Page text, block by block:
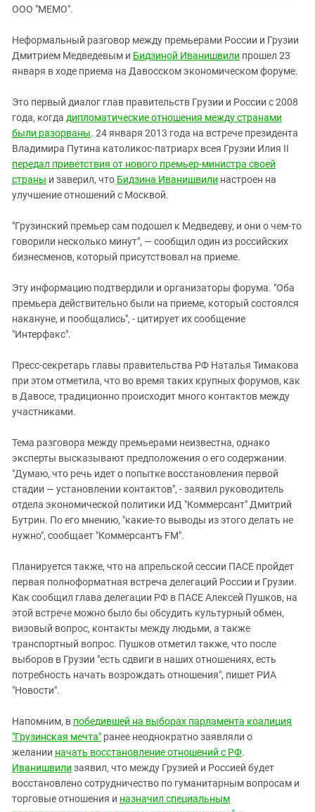
ИНАКОМЫСЛИЕ В ЧЕЧНЕ
ПРЕСЛЕДОВАНИЕ АКТИВИСТОВ
МОБИЛИЗАЦИЯ И ПРОТЕСТЫ
Дагестан
Ингушетия
Кабардино-Балкария
Калмыкия
Карачаево-Черкесия
Краснодарский край
Нагорный Карабах
Российская Федерация
Ростовская область
СКФО
Южная Осетия
Южный Кавказ
ЮФО
ООО "МЕМО".
Неформальный разговор между премьерами России и Грузии
Дмитрием Медведевым и Бидзиной Иванишвили прошел 23
января в ходе приема на Давосском экономическом форуме.
Это первый диалог глав правительств Грузии и России c 2008
года, когда дипломатические отношения между странами
были разорваны. 24 января 2013 года на встрече президента
Владимира Путина католикос-патриарх всея Грузии Илия II
передал приветствия от нового премьер-министра своей
страны и заверил, что Бидзина Иванишвили настроен на
улучшение отношений с Москвой.
"Грузинский премьер сам подошел к Медведеву, и они о чем-то
говорили несколько минут", — сообщил один из российских
бизнесменов, который присутствовал на приеме.
Эту информацию подтвердили и организаторы форума. "Оба
премьера действительно были на приеме, который состоялся
накануне, и пообщались", - цитирует их сообщение
"Интерфакс".
Пресс-секретарь главы правительства РФ Наталья Тимакова
при этом отметила, что во время таких крупных форумов, как
в Давосе, традиционно происходит много контактов между
участниками.
Тема разговора между премьерами неизвестна, однако
эксперты высказывают предположения о его содержании.
"Думаю, что речь идет о попытке восстановления первой
стадии — установлении контактов", - заявил руководитель
отдела экономической политики ИД "Коммерсант" Дмитрий
Бутрин. По его мнению, "какие-то выводы из этого делать не
нужно", сообщает "Коммерсантъ FM".
Планируется также, что на апрельской сессии ПАСЕ пройдет
первая полноформатная встреча делегаций России и Грузии.
Как сообщил глава делегации РФ в ПАСЕ Алексей Пушков, на
этой встрече можно было бы обсудить культурный обмен,
визовый вопрос, контакты между людьми, а также
транспортный вопрос. Пушков отметил также, что после
выборов в Грузии "есть сдвиги в наших отношениях, есть
потребность начать возрождать отношения", пишет РИА
"Новости".
Напомним, в победившей на выборах парламента коалиция
"Грузинская мечта" ранее неоднократно заявляли о
желании начать восстановление отношений с РФ.
Иванишвили заявил, что между Грузией и Россией будет
восстановлено сотрудничество по гуманитарным вопросам и
торговые отношения и назначил специальным